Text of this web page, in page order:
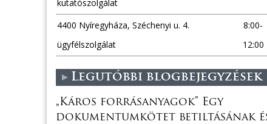
kutatószolgálat
4400 Nyíregyháza, Széchenyi u. 4.
ügyfélszolgálat
8:00-
12:00
Legutóbbi blogbejegyzések
„Káros forrásanyagok” Egy
dokumentumkötet betiltásának